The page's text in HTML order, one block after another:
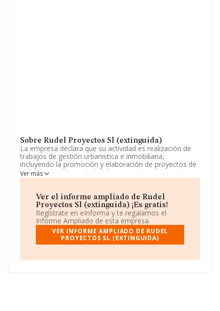
Sobre Rudel Proyectos Sl (extinguida)
La empresa declara que su actividad es realización de
trabajos de gestión urbanistica e inmobiliaria,
incluyendo la promoción y elaboración de proyectos de
ordenacion territorial, planificacion urbanistica, medio
ambiente, construcción y urbanización. La empresa
Limitada. Tiene CNAE: 6910 - 'Actividades jurídicas'. La
sociedad no tiene actividad en mercados exteriores.
La empresa españolaRudel Proyectos S.L
(extinguida), CIF B99086977, tiene domicilio fiscal en
Calle Teniente Coronel Valenzuela núm. 1 2 Iz, (50004),
Zaragoza, Aragón.
En base a la información de la que dispone INFORMA
Ver más
Ver el informe ampliado de Rudel
Proyectos Sl (extinguida) ¡Es gratis!
Regístrate en eInforma y te regalamos el
Informe Ampliado de esta empresa.
VER INFORME AMPLIADO DE RUDEL
PROYECTOS SL (EXTINGUIDA)